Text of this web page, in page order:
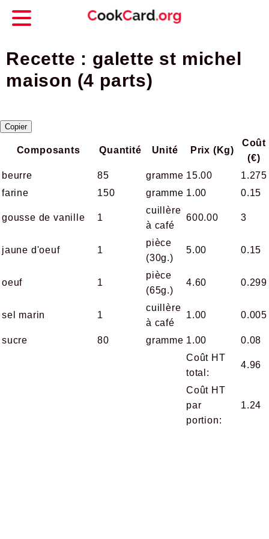
Recette : galette st michel
maison (4 parts)
Copier
Composants Quantité Unité Prix (Kg)
Coût
(€)
beurre
85 gramme 15.00
1.275
farine
150 gramme 1.00 0.15
gousse de vanille 1
cuillère
à café
600.00 3
jaune d'oeuf 1
pièce
(30g.)
5.00 0.15
oeuf 1
pièce
(65g.)
4.60 0.299
sel marin 1
cuillère
à café
1.00 0.005
sucre 80 gramme 1.00
0.08
Coût HT
total:
4.96
Coût HT
par
portion:
1.24